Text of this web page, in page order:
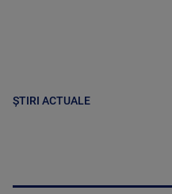
ȘTIRI ACTUALE